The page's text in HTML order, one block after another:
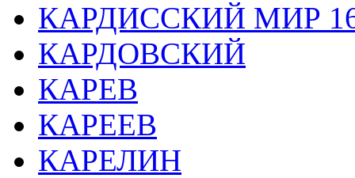
КАРДИССКИЙ МИР
КАРДОВСКИЙ
КАРЕВ
КАРЕЕВ
КАРЕЛИН